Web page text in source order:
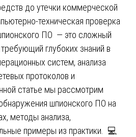
до утечки коммерческой
техническая проверка
ПО — это сложный
глубоких знаний в
систем, анализа
протоколов и
статье мы рассмотрим
шпионского ПО на
методы анализа,
примеры из практики. 💻